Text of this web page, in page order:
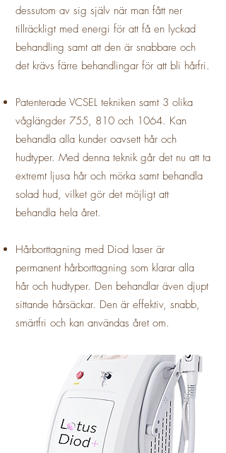
dessutom av sig själv när man fått ner
tillräckligt med energi för att få en lyckad
behandling samt att den är snabbare och
det krävs färre behandlingar för att bli hårfri.
Patenterade VCSEL tekniken samt 3 olika
våglängder 755, 810 och 1064. Kan
behandla alla kunder oavsett hår och
hudtyper. Med denna teknik går det nu att ta
extremt ljusa hår och mörka samt behandla
solad hud, vilket gör det möjligt att
behandla hela året.
Hårborttagning med Diod laser är
permanent hårborttagning som klarar alla
hår och hudtyper. Den behandlar även djupt
sittande hårsäckar. Den är effektiv, snabb,
smärtfri och kan användas året om.